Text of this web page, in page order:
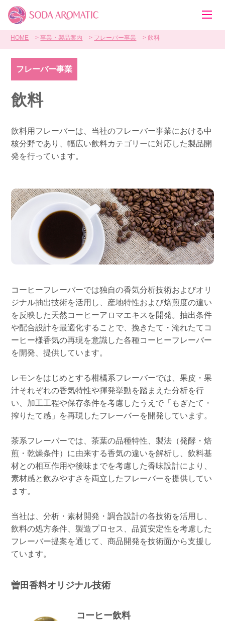
HOME 事業・製品案内 フレーバー事業 飲料
フレーバー事業
飲料
飲料用フレーバーは、当社のフレーバー事業における中
核分野であり、幅広い飲料カテゴリーに対応した製品開
発を行っています。
コーヒーフレーバーでは独自の香気分析技術およびオリ
ジナル抽出技術を活用し、産地特性および焙煎度の違い
を反映した天然コーヒーアロマエキスを開発。抽出条件
や配合設計を最適化することで、挽きたて・淹れたてコ
ーヒー様香気の再現を意識した各種コーヒーフレーバー
を開発、提供しています。
レモンをはじめとする柑橘系フレーバーでは、果皮・果
汁それぞれの香気特性や揮発挙動を踏まえた分析を行
い、加工工程や保存条件を考慮したうえで「もぎたて・
搾りたて感」を再現したフレーバーを開発しています。
茶系フレーバーでは、茶葉の品種特性、製法（発酵・焙
煎・乾燥条件）に由来する香気の違いを解析し、飲料基
材との相互作用や後味までを考慮した香味設計により、
素材感と飲みやすさを両立したフレーバーを提供してい
ます。
当社は、分析・素材開発・調合設計の各技術を活用し、
飲料の処方条件、製造プロセス、品質安定性を考慮した
フレーバー提案を通じて、商品開発を技術面から支援し
ています。
曽田香料オリジナル技術
コーヒー飲料